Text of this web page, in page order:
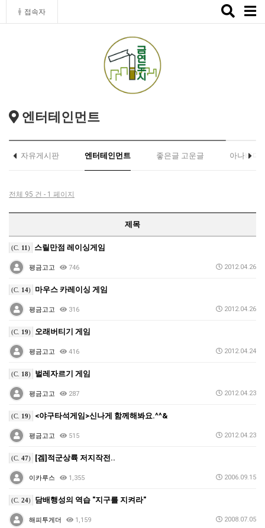
접속자
Toggle
엔터테인먼트
자유게시판 엔터테인먼트 좋은글 고운글 아나바다
전체 95 건 - 1 페이지
제목
(C. 11) 스릴만점 레이싱게임
평금고고 746 2012.04.26
(C. 14) 마우스 카레이싱 게임
평금고고 316 2012.04.26
(C. 19) 오래버티기 게임
평금고고 416 2012.04.24
(C. 18) 벌레자르기 게임
평금고고 287 2012.04.23
(C. 19) <야구타석게임>신나게 함께해봐요.^^&
평금고고 515 2012.04.23
(C. 47) [겜]적군상륙 저지작전..
이카루스 1,355 2006.09.15
(C. 24) 담배행성의 역습 "지구를 지켜라"
해피투게더 1,159 2008.07.05